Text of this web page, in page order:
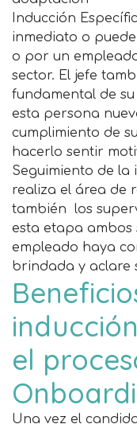
Inducción
inmediato o
o por un
sector. El jefe
fundamental de
esta persona
cumplimiento de
hacerlo sentir
Seguimiento de la
realiza el área de
también los
esta etapa ambos
empleado haya
brindada y aclare
el
Una vez el